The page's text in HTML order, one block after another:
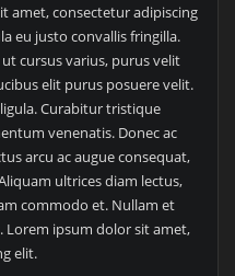
amet, consectetur adipiscing
eu justo convallis fringilla.
cursus varius, purus velit
elit purus posuere velit.
Curabitur tristique
venenatis. Donec ac
arcu ac augue consequat,
ultrices diam lectus,
commodo et. Nullam et
ipsum dolor sit amet,
elit.